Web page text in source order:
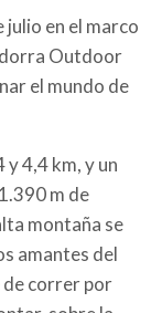
julio en el marco
Outdoor
el mundo de
4,4 km, y un
m de
montaña se
amantes del
correr por